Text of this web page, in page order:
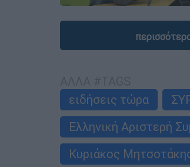
ειδήσεις τώρα
Ελληνική Αριστερή
Κυριάκος